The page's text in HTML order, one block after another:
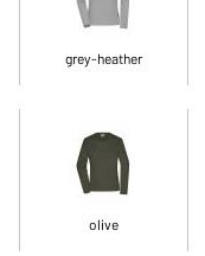
grey-heather
olive